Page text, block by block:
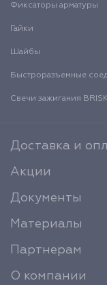
Фиксаторы арматуры
Гайки
Шайбы
Быстроразъемные
Свечи зажигания BRISK
Доставка и
Акции
Документы
Материалы
Партнерам
О компании